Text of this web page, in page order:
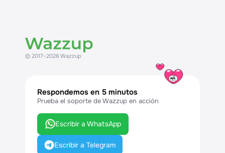
© 2017–2026 Wazzup
Respondemos en 5 minutos
Prueba el soporte de Wazzup en acción
Escribir a WhatsApp
Escribir a Telegram